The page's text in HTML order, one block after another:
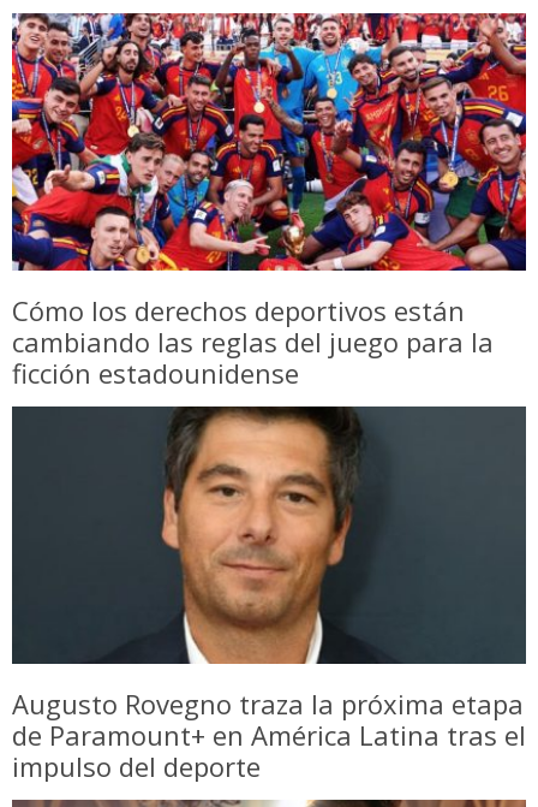
Cómo los derechos deportivos están
cambiando las reglas del juego para la
ficción estadounidense
Augusto Rovegno traza la próxima etapa
de Paramount+ en América Latina tras el
impulso del deporte